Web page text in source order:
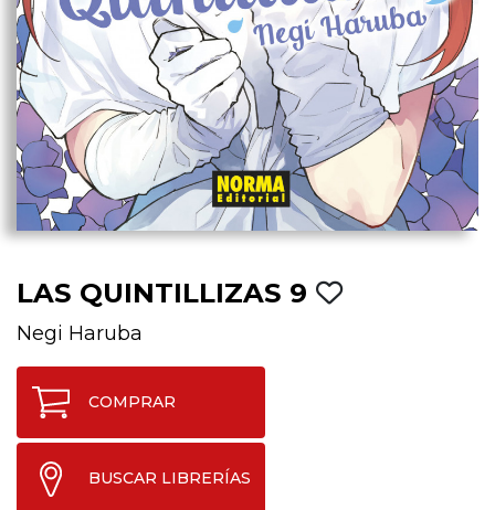
LAS QUINTILLIZAS 9
Negi Haruba
COMPRAR
BUSCAR LIBRERÍAS